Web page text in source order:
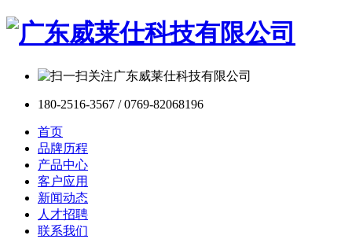
180-2516-3567 / 0769-82068196
首页
品牌历程
产品中心
客户应用
新闻动态
人才招聘
联系我们